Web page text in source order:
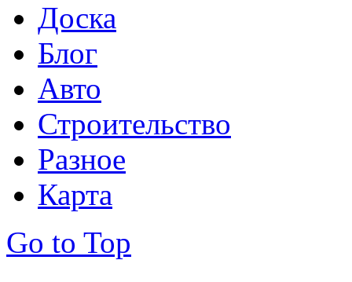
Доска
Блог
Авто
Строительство
Разное
Карта
Go to Top